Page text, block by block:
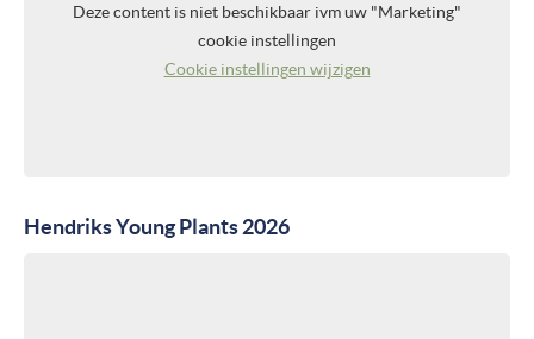
Deze content is niet beschikbaar ivm uw "Marketing"
cookie instellingen
Cookie instellingen wijzigen
Hendriks Young Plants 2026